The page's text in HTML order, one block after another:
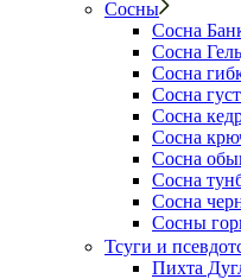
Сосны
Сосна
Сосна
Сосна
Сосна
Сосна
Сосна
Сосна
Сосна
Сосна
Сосны
Тсуги и
Пихта